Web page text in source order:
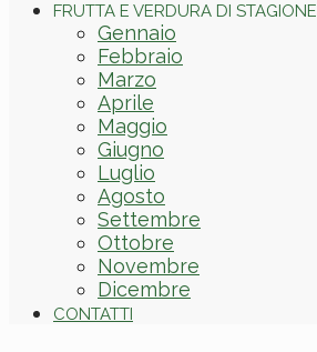
FRUTTA E VERDURA DI STAGIONE
Gennaio
Febbraio
Marzo
Aprile
Maggio
Giugno
Luglio
Agosto
Settembre
Ottobre
Novembre
Dicembre
CONTATTI